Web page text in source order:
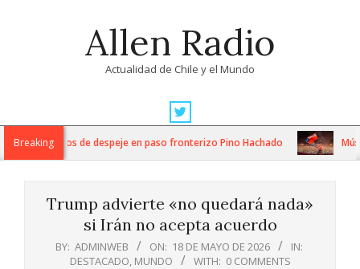
Allen Radio
Actualidad de Chile y el Mundo
Navigation
MenuBreaking
trabajos de despeje en paso fronterizo Pino Hachado
Trump advierte «no quedará nada»
si Irán no acepta acuerdo
BY: ADMINWEB ON: 18 DE MAYO DE 2026
IN:
DESTACADO, MUNDO WITH: 0 COMMENTS